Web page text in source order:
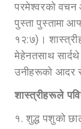
परमेश्‍वरको वचन
पुस्ता पुस्तामा
१२:७)।
मेहेनतसाथ
उनीहरूको आदर
शास्‍त्रीहरूले
१. शुद्ध पशुको